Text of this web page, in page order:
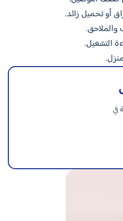
أو تحميل زائد.
والملاحق.
التشغيل.
في